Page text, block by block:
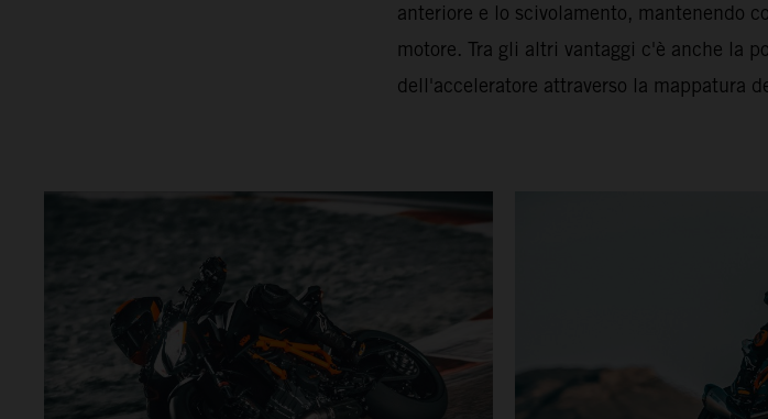
anteriore e lo scivolamento, mantenendo
motore. Tra gli altri vantaggi c'è anche la
dell'acceleratore attraverso la mappatura